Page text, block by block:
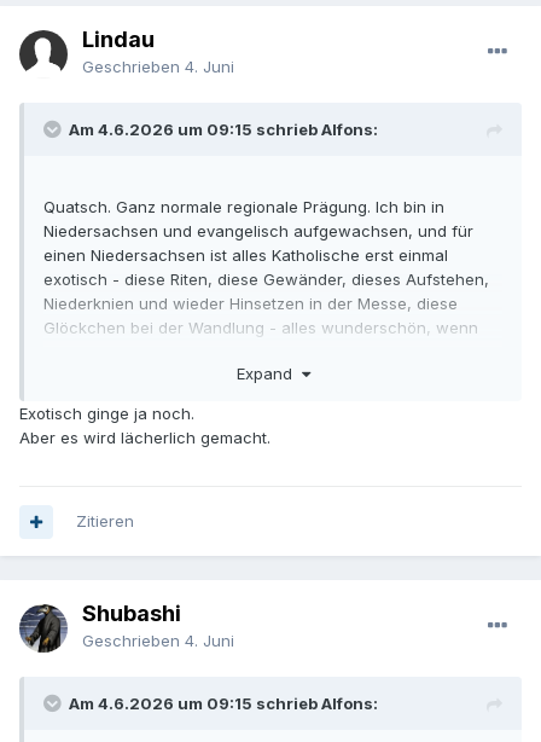
Lindau
Geschrieben 4. Juni
Am 4.6.2026 um 09:15 schrieb Alfons:
Quatsch. Ganz normale regionale Prägung. Ich bin in
Niedersachsen und evangelisch aufgewachsen, und für
einen Niedersachsen ist alles Katholische erst einmal
exotisch - diese Riten, diese Gewänder, dieses Aufstehen,
Niederknien und wieder Hinsetzen in der Messe, diese
Glöckchen bei der Wandlung - alles wunderschön, wenn
ersten Mal halt so fremd, als sei man gerade auf Hawaii
Expand
Exotisch ginge ja noch.
Aber es wird lächerlich gemacht.
Zitieren
Shubashi
Geschrieben 4. Juni
Am 4.6.2026 um 09:15 schrieb Alfons: